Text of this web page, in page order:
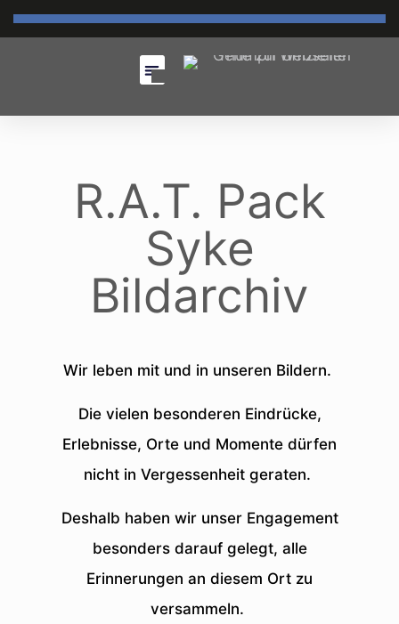
R.A.T. Pack
Syke
Bildarchiv
Wir leben mit und in unseren Bildern.
Die vielen besonderen Eindrücke,
Erlebnisse, Orte und Momente dürfen
nicht in Vergessenheit geraten.
Deshalb haben wir unser Engagement
besonders darauf gelegt, alle
Erinnerungen an diesem Ort zu
versammeln.